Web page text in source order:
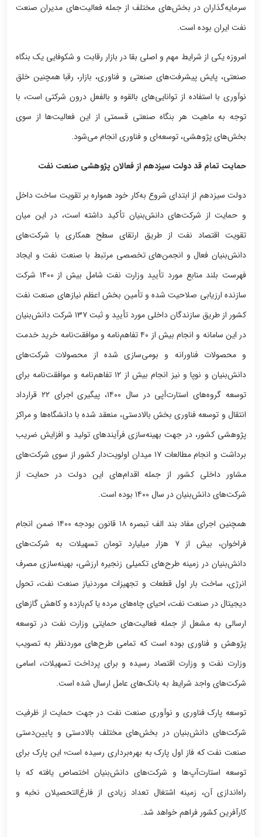
سرمایه‌گذاران در بخش‌های مختلف از جمله فعالیت‌های مدیران صنعت
نفت ایران بوده است.
امروزه یکی از شرایط مهم و اصلی بقا در بازار رقابت و شکوفایی یک بنگاه
صنعتی، پایش پیشرفت‌های صنعتی و فناوری، بازار، رقبا همچنین خلق
نوآوری با استفاده از توانایی‌های بالقوه و بالفعل درون شرکتی است، با
توجه به ماهیت هر بنگاه صنعتی قسمتی از این فعالیت‌ها از سوی
بخش‌های پژوهشی، توسعه‌ای و فناوری انجام می‌شود.
حمایت تمام قد دولت سیزدهم از فعالان پژوهشی صنعت نفت
دولت سیزدهم از ابتدای شروع به‌کار خود همواره بر تقویت ساخت داخل
و حمایت از شرکت‌های دانش‌بنیان تأکید داشته است، در این میان
تقویت اقتصاد نفت از طریق ارتقای سطح همکاری با شرکت‌های
دانش‌بنیان فعال و انجمن‌های تخصصی مرتبط با صنعت نفت و ایجاد
فهرست بلند منابع مورد تأیید وزارت نفت شامل بیش از ۱۴۰۰ شرکت
سازنده ارزیابی صلاحیت شده و تأمین بخش اعظم نیازهای صنعت نفت
کشور از طریق سازندگان داخلی مورد تأیید و ثبت ۱۳۷ شرکت دانش‌بنیان
در این سامانه و انجام بیش از ۴۰ تفاهم‌نامه و موافقت‌نامه خرید خدمت
و محصولات فناورانه و بومی‌سازی شده از محصولات شرکت‌های
دانش‌بنیان و نوپا و نیز انجام بیش از ۱۲ تفاهم‌نامه و موافقت‌نامه برای
توسعه گروه‌های استارت‌آپی در سال ۱۴۰۰، پیگیری اجرای ۲۲ قرارداد
انتقال و توسعه فناوری بخش بالادستی، منعقد شده با دانشگاه‌ها و مراکز
پژوهشی کشور، در جهت بهینه‌سازی فرآیندهای تولید و افزایش ضریب
برداشت و انجام مطالعات ۱۷ میدان اولویت‌دار کشور از سوی شرکت‌های
مشاور داخلی کشور از جمله اقدام‌های این دولت در حمایت از
شرکت‌های دانش‌بنیان در سال ۱۴۰۰ بوده است.
همچنین اجرای مفاد بند الف تبصره ۱۸ قانون بودجه ۱۴۰۰ ضمن انجام
فراخوان، بیش از ۷ هزار میلیارد تومان تسهیلات به شرکت‌های
دانش‌بنیان در زمینه طرح‌های تکمیلی زنجیره ارزشی، بهینه‌سازی مصرف
انرژی، ساخت بار اول قطعات و تجهیزات موردنیاز صنعت نفت، تحول
دیجیتال در صنعت نفت، احیای چاه‌های مرده یا کم‌بازده و کاهش گازهای
ارسالی به مشعل از جمله فعالیت‌های حمایتی وزارت نفت در توسعه
پژوهش و فناوری بوده است که تمامی طرح‌های موردنظر به تصویب
وزارت نفت و وزارت اقتصاد رسیده و برای پرداخت تسهیلات، اسامی
شرکت‌های واجد شرایط به بانک‌های عامل ارسال شده است.
توسعه پارک فناوری و نوآوری صنعت نفت در جهت حمایت از ظرفیت
شرکت‌های دانش‌بنیان در بخش‌های مختلف بالادستی و پایین‌دستی
صنعت نفت که فاز اول پارک به بهره‌برداری رسیده است؛ این پارک برای
توسعه استارت‌آپ‌ها و شرکت‌های دانش‌بنیان اختصاص یافته که با
راه‌اندازی آن، زمینه اشتغال تعداد زیادی از فارغ‌التحصیلان نخبه و
کارآفرین کشور فراهم خواهد شد.